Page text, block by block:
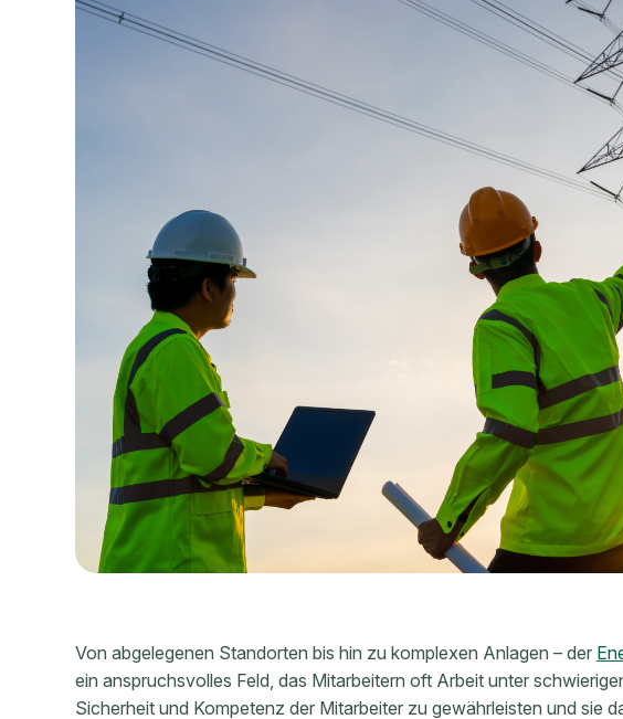
Von abgelegenen Standorten bis hin zu komplexen Anlagen – der
ein anspruchsvolles Feld, das Mitarbeitern oft Arbeit unter
Sicherheit und Kompetenz der Mitarbeiter zu gewährleisten und sie